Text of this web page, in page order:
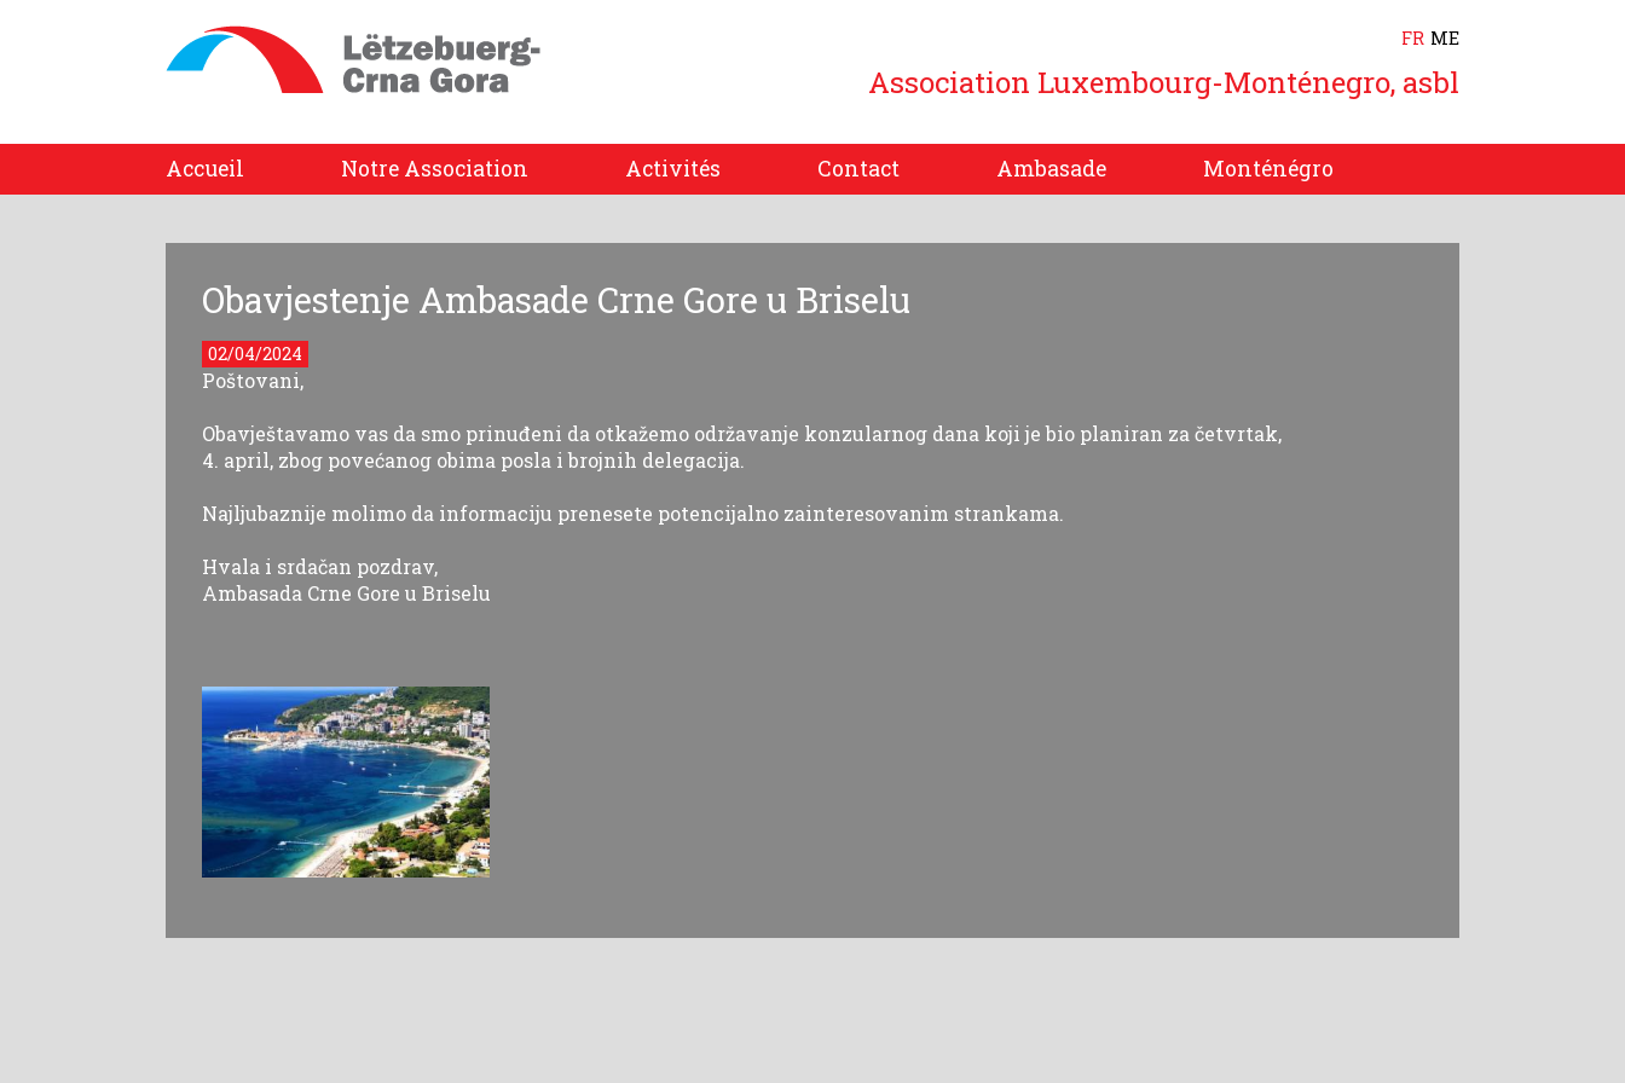
FR ME
Association Luxembourg-Monténegro, asbl
Accueil Notre Association Activités Contact Ambasade Monténégro
Obavjestenje Ambasade Crne Gore u Briselu
02/04/2024
Poštovani,
Obavještavamo vas da smo prinuđeni da otkažemo održavanje konzularnog dana koji je bio planiran za četvrtak,
4. april, zbog povećanog obima posla i brojnih delegacija.
Najljubaznije molimo da informaciju prenesete potencijalno zainteresovanim strankama.
Hvala i srdačan pozdrav,
Ambasada Crne Gore u Briselu